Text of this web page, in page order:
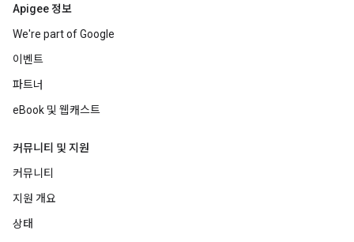
Apigee 정보
We're part of Google
이벤트
파트너
eBook 및 웹캐스트
커뮤니티 및 지원
커뮤니티
지원 개요
상태